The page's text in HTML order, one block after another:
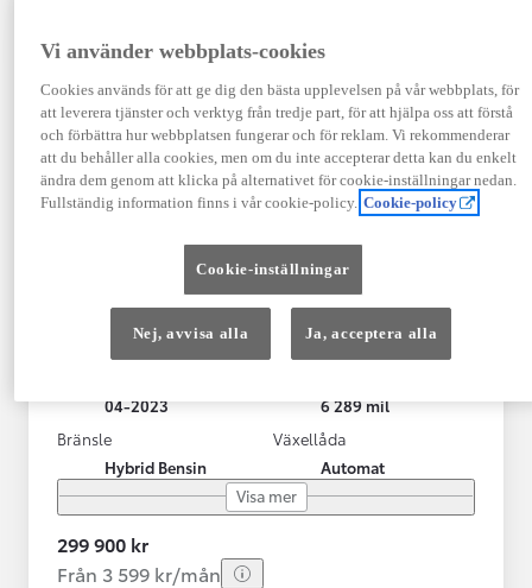
Toyota Yaris Cross
Toyota Yaris Cross 1,5 Hybrid Adventure Drag V-Hjul
KRYLBO
04-2023
6 289 mil
Bränsle
Hybrid Bensin
Växellåda
Automat
Visa mer
299 900 kr
Från 3 599 kr/mån
Vi använder webbplats-cookies
Cookies används för att ge dig den bästa upplevelsen på vår webbplats, för
att leverera tjänster och verktyg från tredje part, för att hjälpa oss att förstå
och förbättra hur webbplatsen fungerar och för reklam. Vi rekommenderar
att du behåller alla cookies, men om du inte accepterar detta kan du enkelt
ändra dem genom att klicka på alternativet för cookie-inställningar nedan.
Fullständig information finns i vår cookie-policy. Cookie-policy
Cookie-inställningar
Nej, avvisa alla Ja, acceptera alla